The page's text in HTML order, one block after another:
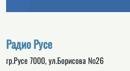
Радио Русе
гр.Русе 7000, ул.Борисова №26